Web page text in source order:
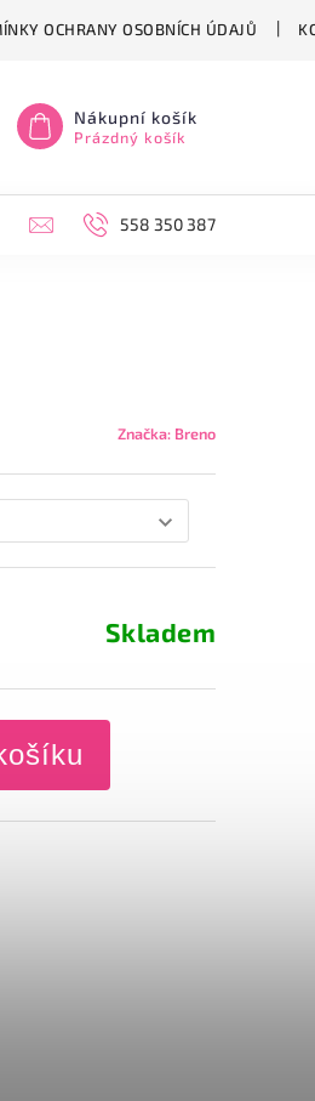
OCHRANY OSOBNÍCH ÚDAJŮ
Nákupní košík
Prázdný košík
558 350 387
Značka: Breno
Skladem